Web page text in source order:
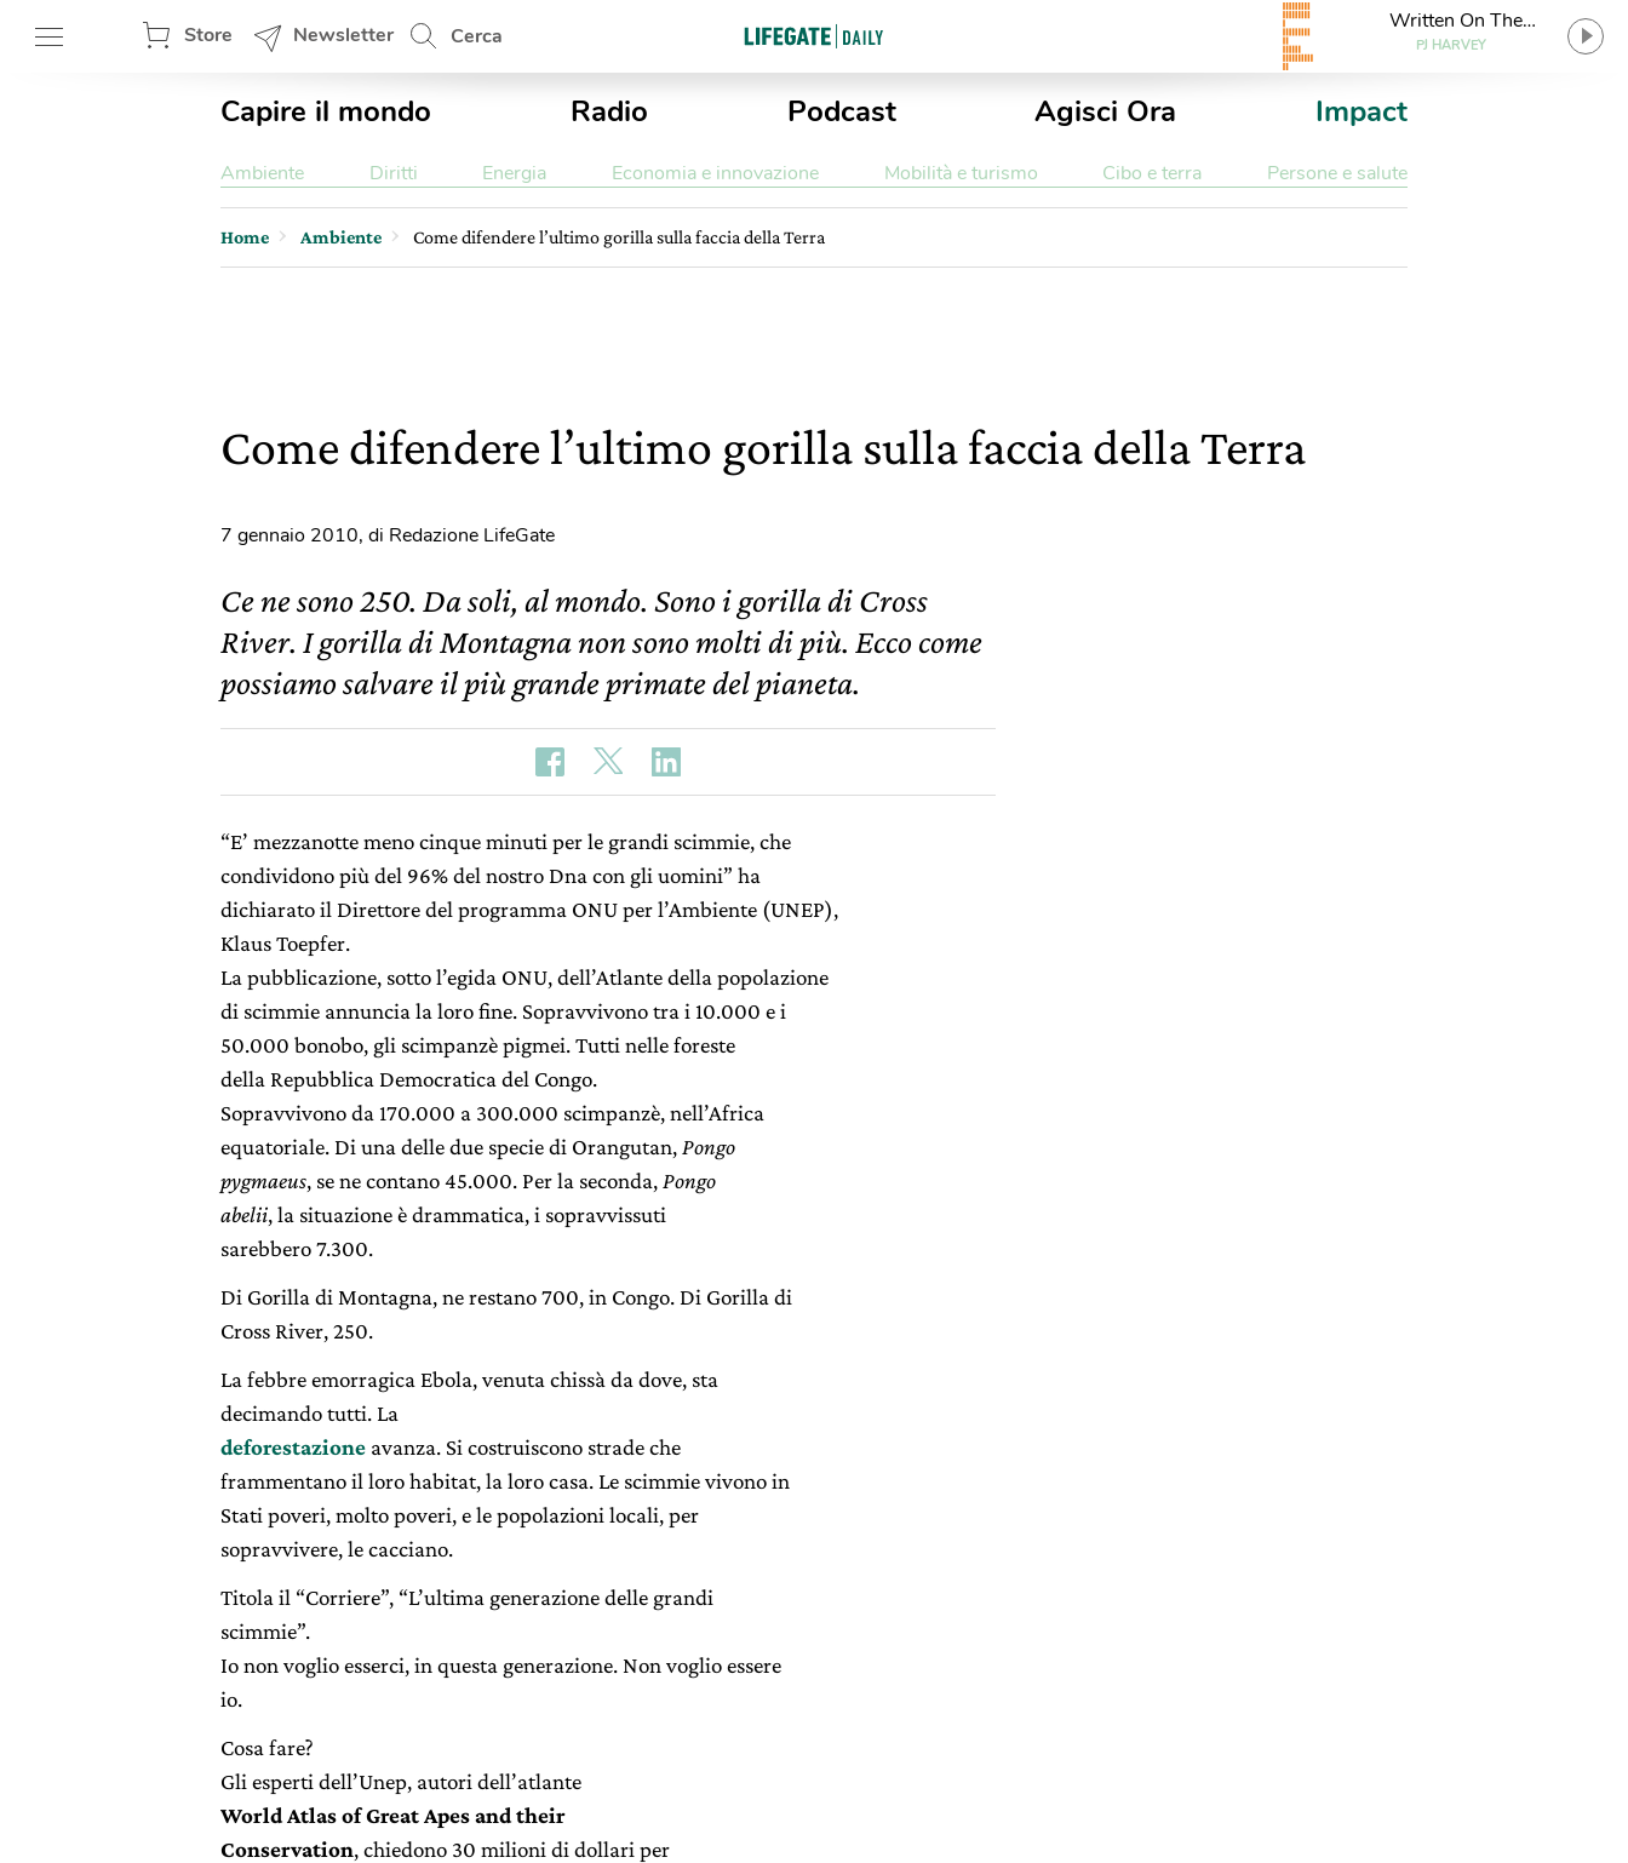
Store Newsletter Cerca
Written On The
Forehead
PJ HARVEY
Capire il mondo Radio Podcast Agisci Ora Impact
Ambiente Diritti Energia Economia e innovazione Mobilità e turismo Cibo e terra Persone e salute
Home Ambiente Come difendere l’ultimo gorilla sulla faccia della Terra
Come difendere l’ultimo gorilla sulla faccia della Terra
7 gennaio 2010, di Redazione LifeGate
Ce ne sono 250. Da soli, al mondo. Sono i gorilla di Cross
River. I gorilla di Montagna non sono molti di più. Ecco come
possiamo salvare il più grande primate del pianeta.
“E’ mezzanotte meno cinque minuti per le grandi scimmie, che
condividono più del 96% del nostro Dna con gli uomini” ha
dichiarato il Direttore del programma ONU per l’Ambiente (UNEP),
Klaus Toepfer.
La pubblicazione, sotto l’egida ONU, dell’Atlante della popolazione
di scimmie annuncia la loro fine. Sopravvivono tra i 10.000 e i
50.000 bonobo, gli scimpanzè pigmei. Tutti nelle foreste
della Repubblica Democratica del Congo.
Sopravvivono da 170.000 a 300.000 scimpanzè, nell’Africa
equatoriale. Di una delle due specie di Orangutan, Pongo
pygmaeus, se ne contano 45.000. Per la seconda, Pongo
abelii, la situazione è drammatica, i sopravvissuti
sarebbero 7.300.
Di Gorilla di Montagna, ne restano 700, in Congo. Di Gorilla di
Cross River, 250.
La febbre emorragica Ebola, venuta chissà da dove, sta
decimando tutti. La
deforestazione avanza. Si costruiscono strade che
frammentano il loro habitat, la loro casa. Le scimmie vivono in
Stati poveri, molto poveri, e le popolazioni locali, per
sopravvivere, le cacciano.
Titola il “Corriere”, “L’ultima generazione delle grandi
scimmie”.
Io non voglio esserci, in questa generazione. Non voglio essere
io.
Cosa fare?
Gli esperti dell’Unep, autori dell’atlante
World Atlas of Great Apes and their
Conservation, chiedono 30 milioni di dollari per